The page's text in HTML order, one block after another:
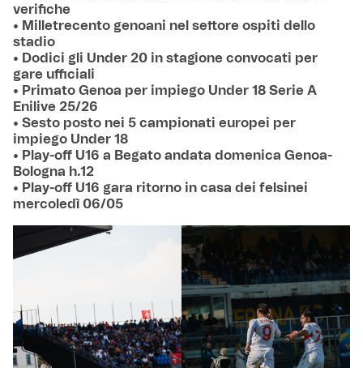
verifiche
• Milletrecento genoani nel settore ospiti dello
stadio
• Dodici gli Under 20 in stagione convocati per
gare ufficiali
• Primato Genoa per impiego Under 18 Serie A
Enilive 25/26
• Sesto posto nei 5 campionati europei per
impiego Under 18
• Play-off U16 a Begato andata domenica Genoa-
Bologna h.12
• Play-off U16 gara ritorno in casa dei felsinei
mercoledì 06/05